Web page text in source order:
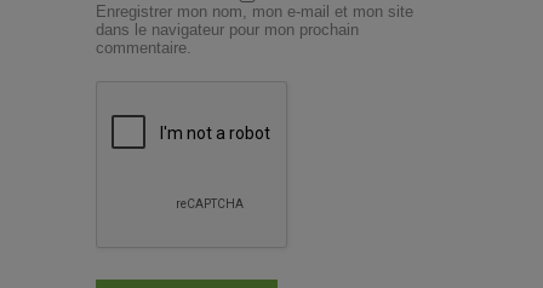
Enregistrer mon nom, mon e-mail et mon site
dans le navigateur pour mon prochain
commentaire.